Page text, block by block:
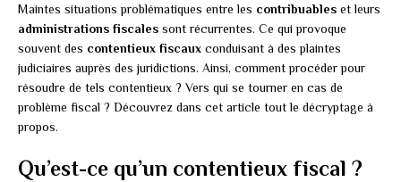
Maintes situations problématiques entre les contribuables et leurs
administrations fiscales sont récurrentes. Ce qui provoque
souvent des contentieux fiscaux conduisant à des plaintes
judiciaires auprès des juridictions. Ainsi, comment procéder pour
résoudre de tels contentieux ? Vers qui se tourner en cas de
problème fiscal ? Découvrez dans cet article tout le décryptage à
propos.
Qu’est-ce qu’un contentieux fiscal ?